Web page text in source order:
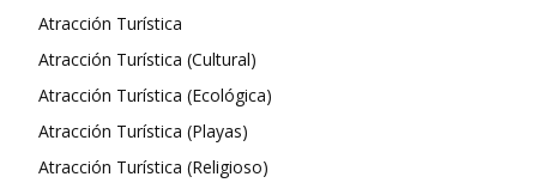
Atracción Turística
Atracción Turística (Cultural)
Atracción Turística (Ecológica)
Atracción Turística (Playas)
Atracción Turística (Religioso)